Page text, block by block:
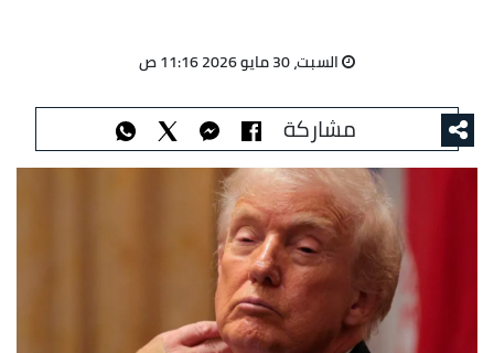
السبت، 30 مايو 2026 11:16 ص
مشاركة